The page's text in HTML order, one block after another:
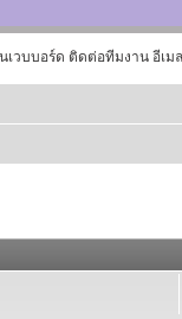
เวบบอร์ด ติดต่อทีมงาน อีเม